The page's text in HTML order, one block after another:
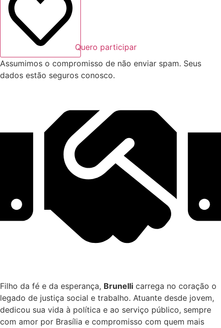
Quero participar
Assumimos o compromisso de não enviar spam. Seus
dados estão seguros conosco.
Filho da fé e da esperança, Brunelli carrega no coração o
legado de justiça social e trabalho. Atuante desde jovem,
dedicou sua vida à política e ao serviço público, sempre
com amor por Brasília e compromisso com quem mais